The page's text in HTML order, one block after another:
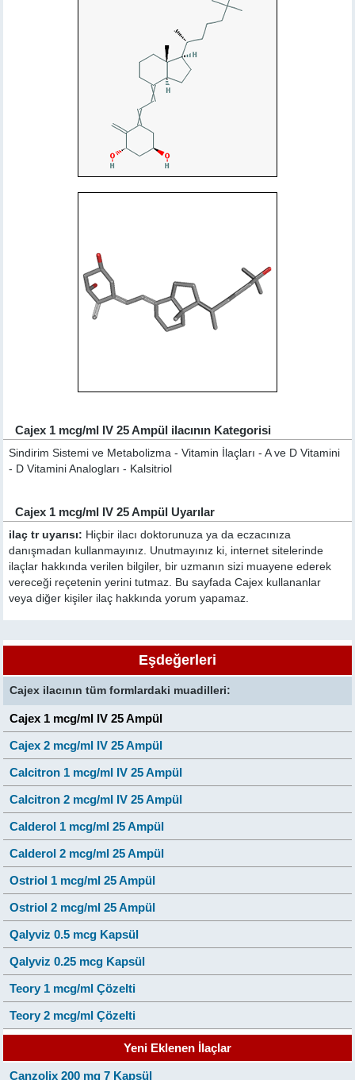
Cajex 1 mcg/ml IV 25 Ampül ilacının Kategorisi
Sindirim Sistemi ve Metabolizma - Vitamin İlaçları - A ve D Vitamini
- D Vitamini Analogları - Kalsitriol
Cajex 1 mcg/ml IV 25 Ampül Uyarılar
ilaç tr uyarısı: Hiçbir ilacı doktorunuza ya da eczacınıza
danışmadan kullanmayınız. Unutmayınız ki, internet sitelerinde
ilaçlar hakkında verilen bilgiler, bir uzmanın sizi muayene ederek
vereceği reçetenin yerini tutmaz. Bu sayfada Cajex kullananlar
veya diğer kişiler ilaç hakkında yorum yapamaz.
Eşdeğerleri
Cajex ilacının tüm formlardaki muadilleri:
Cajex 1 mcg/ml IV 25 Ampül
Cajex 2 mcg/ml IV 25 Ampül
Calcitron 1 mcg/ml IV 25 Ampül
Calcitron 2 mcg/ml IV 25 Ampül
Calderol 1 mcg/ml 25 Ampül
Calderol 2 mcg/ml 25 Ampül
Ostriol 1 mcg/ml 25 Ampül
Ostriol 2 mcg/ml 25 Ampül
Qalyviz 0.5 mcg Kapsül
Qalyviz 0.25 mcg Kapsül
Teory 1 mcg/ml Çözelti
Teory 2 mcg/ml Çözelti
Yeni Eklenen İlaçlar
Canzolix 200 mg 7 Kapsül